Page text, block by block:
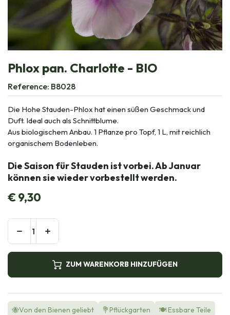
Phlox pan. Charlotte - BIO
Reference: B8028
Die Hohe Stauden-Phlox hat einen süßen Geschmack und
Duft. Ideal auch als Schnittblume.
Aus biologischem Anbau. 1 Pflanze pro Topf, 1 L, mit reichlich
organischem Bodenleben.
Die Saison für Stauden ist vorbei. Ab Januar
können sie wieder vorbestellt werden.
€9,30
ZUM WARENKORB HINZUFÜGEN
🐝Von den Bienen geliebt 💐Pflückgarten 🍽️ Essbare Teile